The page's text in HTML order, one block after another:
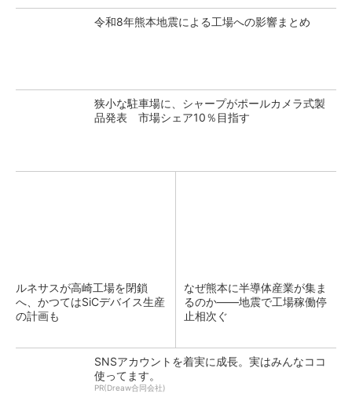
令和8年熊本地震による工場への影響まとめ
狭小な駐車場に、シャープがポールカメラ式製
品発表 市場シェア10％目指す
ルネサスが高崎工場を閉鎖
へ、かつてはSiCデバイス生産
の計画も
なぜ熊本に半導体産業が集ま
るのか――地震で工場稼働停
止相次ぐ
SNSアカウントを着実に成長。実はみんなココ
使ってます。
PR(Dreaw合同会社)